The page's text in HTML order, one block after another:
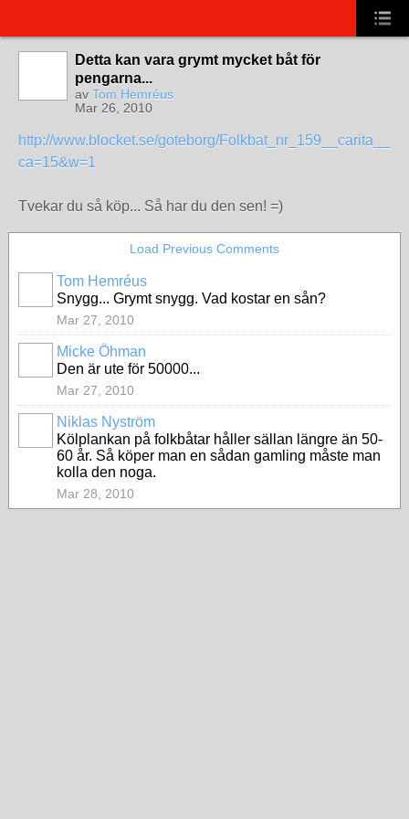
Detta kan vara grymt mycket båt för
pengarna...
av Tom Hemréus
Mar 26, 2010
http://www.blocket.se/goteborg/
ca=15&w=1
Tvekar du så köp... Så har du den sen! =)
Load Previous Comments
Tom Hemréus
Snygg... Grymt snygg. Vad kostar en sån?
Mar 27, 2010
Micke Öhman
Den är ute för 50000...
Mar 27, 2010
Niklas Nyström
Kölplankan på folkbåtar håller sällan längre än 50-
60 år. Så köper man en sådan gamling måste man
kolla den noga.
Mar 28, 2010